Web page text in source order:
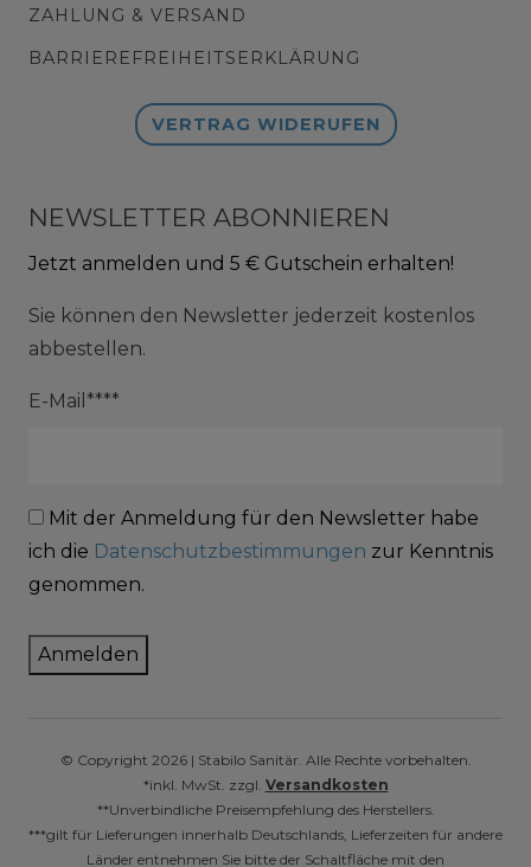
ZAHLUNG & VERSAND
BARRIEREFREIHEITSERKLÄRUNG
VERTRAG WIDERUFEN
NEWSLETTER ABONNIEREN
Jetzt anmelden und 5 € Gutschein erhalten!
Sie können den Newsletter jederzeit kostenlos
abbestellen.
E-Mail****
Mit der Anmeldung für den Newsletter habe
ich die Datenschutzbestimmungen zur Kenntnis
genommen.
Anmelden
© Copyright 2026 | Stabilo Sanitär. Alle Rechte vorbehalten.
*inkl. MwSt. zzgl. Versandkosten
**Unverbindliche Preisempfehlung des Herstellers.
***gilt für Lieferungen innerhalb Deutschlands, Lieferzeiten für andere
Länder entnehmen Sie bitte der Schaltfläche mit den